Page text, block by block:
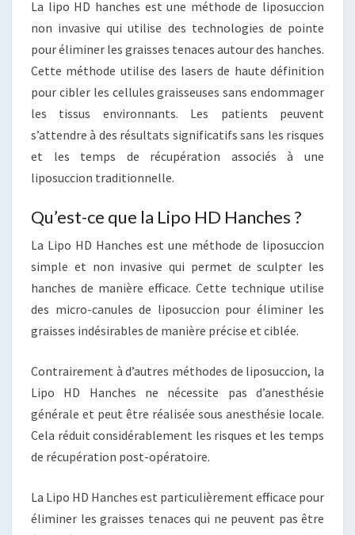
La lipo HD hanches est une méthode de liposuccion
non invasive qui utilise des technologies de pointe
pour éliminer les graisses tenaces autour des hanches.
Cette méthode utilise des lasers de haute définition
pour cibler les cellules graisseuses sans endommager
les tissus environnants. Les patients peuvent
s’attendre à des résultats significatifs sans les risques
et les temps de récupération associés à une
liposuccion traditionnelle.
Qu’est-ce que la Lipo HD Hanches ?
La Lipo HD Hanches est une méthode de liposuccion
simple et non invasive qui permet de sculpter les
hanches de manière efficace. Cette technique utilise
des micro-canules de liposuccion pour éliminer les
graisses indésirables de manière précise et ciblée.
Contrairement à d’autres méthodes de liposuccion, la
Lipo HD Hanches ne nécessite pas d’anesthésie
générale et peut être réalisée sous anesthésie locale.
Cela réduit considérablement les risques et les temps
de récupération post-opératoire.
La Lipo HD Hanches est particulièrement efficace pour
éliminer les graisses tenaces qui ne peuvent pas être